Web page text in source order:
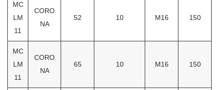
MC
LM
11
CORO
NA
52 10 M16 150
MC
LM
11
CORO
NA
65 10 M16 150